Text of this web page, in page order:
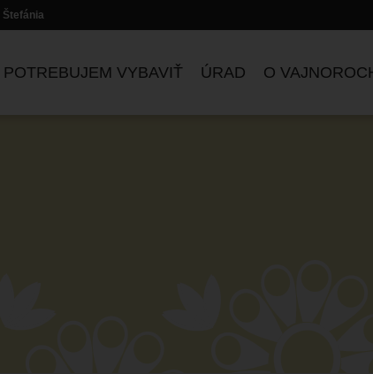
Štefánia
POTREBUJEM VYBAVIŤ ÚRAD O